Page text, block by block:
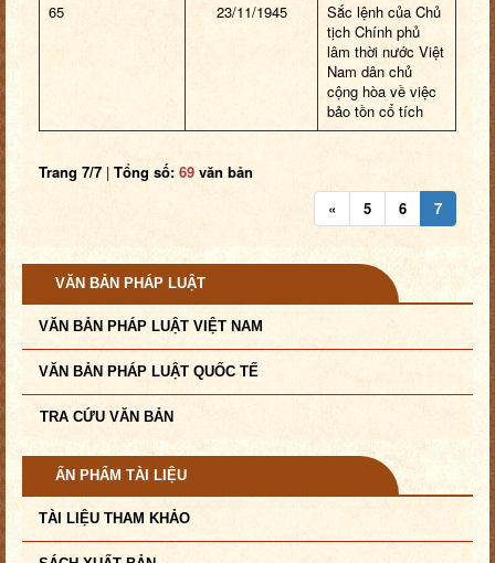
65
23/11/1945
Sắc lệnh của Chủ
tịch Chính phủ
lâm thời nước Việt
Nam dân chủ
cộng hòa về việc
bảo tồn cổ tích
Trang 7/7 | Tổng số: 69 văn bản
«
5 6 7
VĂN BẢN PHÁP LUẬT
VĂN BẢN PHÁP LUẬT VIỆT NAM
VĂN BẢN PHÁP LUẬT QUỐC TẾ
TRA CỨU VĂN BẢN
ẤN PHẨM TÀI LIỆU
TÀI LIỆU THAM KHẢO